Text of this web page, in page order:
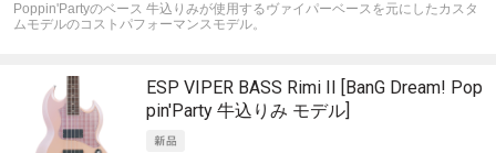
Poppin'Partyのベース 牛込りみが使用するヴァイパーベースを元にしたカスタ
ムモデルのコストパフォーマンスモデル。
ESP VIPER BASS Rimi II [BanG Dream! Pop
pin'Party 牛込りみ モデル]